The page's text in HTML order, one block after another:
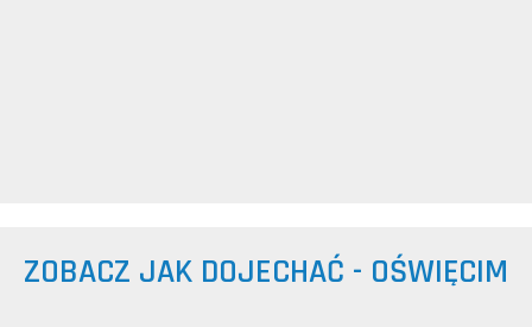
ZOBACZ JAK DOJECHAĆ - OŚWIĘCIM